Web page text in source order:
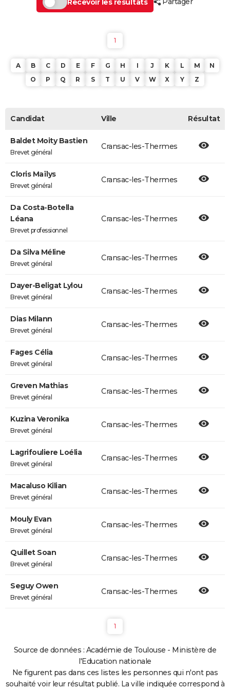
Recevoir les résultats
1
A B C D E F G H I J K L M
N
O
P Q R S T U V W X Y Z
Candidat Ville Résultat
Baldet Moity Bastien
Brevet général
Cransac-les-Thermes
Cloris Maïlys
Brevet général
Cransac-les-Thermes
Da Costa-Botella
Léana
Brevet professionnel
Cransac-les-Thermes
Da Silva Méline
Brevet général
Cransac-les-Thermes
Dayer-Beligat Lylou
Brevet général
Cransac-les-Thermes
Dias Milann
Brevet général
Cransac-les-Thermes
Fages Célia
Brevet général
Cransac-les-Thermes
Greven Mathias
Brevet général
Cransac-les-Thermes
Kuzina Veronika
Brevet général
Cransac-les-Thermes
Lagrifouliere Loélia
Brevet général
Cransac-les-Thermes
Macaluso Kilian
Brevet général
Cransac-les-Thermes
Mouly Evan
Brevet général
Cransac-les-Thermes
Quillet Soan
Brevet général
Cransac-les-Thermes
Seguy Owen
Brevet général
Cransac-les-Thermes
1
Source de données : Académie de Toulouse - Ministère de
l'Education nationale
Ne figurent pas dans ces listes les personnes qui n'ont pas
souhaité voir leur résultat publié. La ville indiquée correspond à